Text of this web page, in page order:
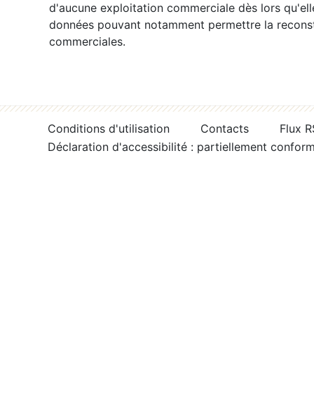
d'aucune exploitation commerciale dès lors
données pouvant notamment permettre la
commerciales.
Conditions d'utilisation Contacts
Flux
Déclaration d'accessibilité : partiellement